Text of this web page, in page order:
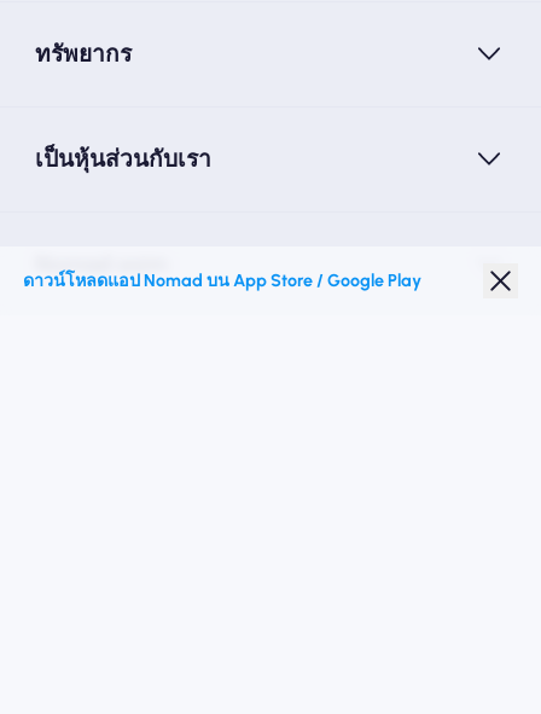
ทรัพยากร
เป็นหุ้นส่วนกับเรา
Nomad esim
ดาวน์โหลดแอป Nomad บน App Store / Google Play